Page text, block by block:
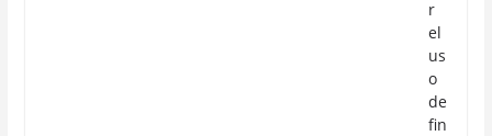
r
el
us
o
de
fin